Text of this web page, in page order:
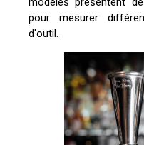
pour mesurer
d'outil.